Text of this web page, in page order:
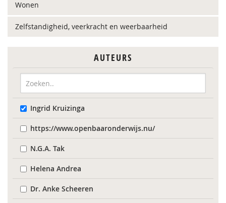
Wonen
Zelfstandigheid, veerkracht en weerbaarheid
AUTEURS
Ingrid Kruizinga
https://www.openbaaronderwijs.nu/
N.G.A. Tak
Helena Andrea
Dr. Anke Scheeren